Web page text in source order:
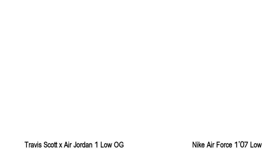
Travis Scott x Air Jordan 1 Low OG Nike Air Force 1’07 Low